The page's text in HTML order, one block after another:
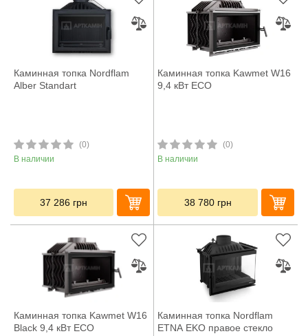
Каминная топка Nordflam
Alber Standart
(0)
В наличии
37 286 грн
Каминная топка Kawmet W16
9,4 кВт ECO
(0)
В наличии
38 780 грн
Каминная топка Kawmet W16
Black 9,4 кВт ECO
Каминная топка Nordflam
ETNA EKO правое стекло